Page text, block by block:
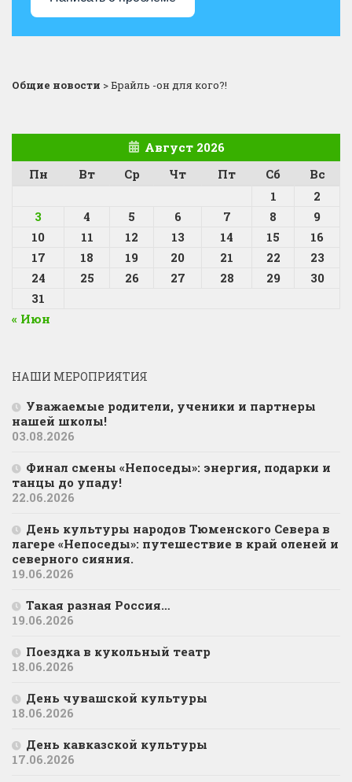
Общие новости >Брайль -он для кого?!
Август 2026
Пн
Вт Ср Чт Пт Сб
Вс
1
2
3
4 5 6 7 8
9
10
11 12 13 14 15
16
17
18 19 20 21 22
23
24
25 26 27 28 29
30
31
« Июн
НАШИ МЕРОПРИЯТИЯ
Уважаемые родители, ученики и партнеры
нашей школы!
03.08.2026
Финал смены «Непоседы»: энергия, подарки и
танцы до упаду!
22.06.2026
День культуры народов Тюменского Севера в
лагере «Непоседы»: путешествие в край оленей и
северного сияния.
19.06.2026
Такая разная Россия…
19.06.2026
Поездка в кукольный театр
18.06.2026
День чувашской культуры
18.06.2026
День кавказской культуры
17.06.2026